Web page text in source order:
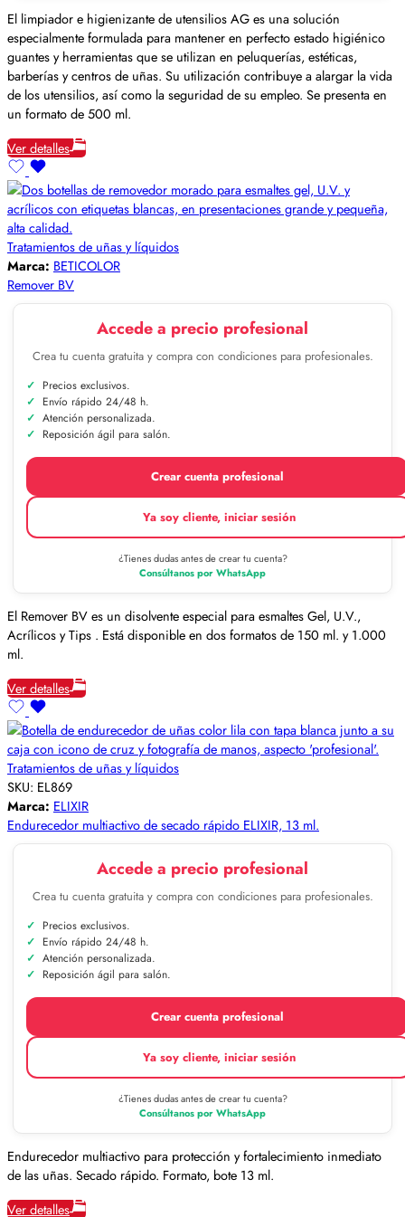
El limpiador e higienizante de utensilios AG es una solución
especialmente formulada para mantener en perfecto estado higiénico
guantes y herramientas que se utilizan en peluquerías, estéticas,
barberías y centros de uñas. Su utilización contribuye a alargar la vida
de los utensilios, así como la seguridad de su empleo. Se presenta en
un formato de 500 ml.
Ver detalles
Tratamientos de uñas y líquidos
Marca: BETICOLOR
Remover BV
Accede a precio profesional
Crea tu cuenta gratuita y compra con condiciones para profesionales.
Precios exclusivos.
Envío rápido 24/48 h.
Atención personalizada.
Reposición ágil para salón.
Crear cuenta profesional
Ya soy cliente, iniciar sesión
¿Tienes dudas antes de crear tu cuenta?
Consúltanos por WhatsApp
El Remover BV es un disolvente especial para esmaltes Gel, U.V.,
Acrílicos y Tips . Está disponible en dos formatos de 150 ml. y 1.000
ml.
Ver detalles
Tratamientos de uñas y líquidos
SKU: EL869
Marca: ELIXIR
Endurecedor multiactivo de secado rápido ELIXIR, 13 ml.
Accede a precio profesional
Crea tu cuenta gratuita y compra con condiciones para profesionales.
Precios exclusivos.
Envío rápido 24/48 h.
Atención personalizada.
Reposición ágil para salón.
Crear cuenta profesional
Ya soy cliente, iniciar sesión
¿Tienes dudas antes de crear tu cuenta?
Consúltanos por WhatsApp
Endurecedor multiactivo para protección y fortalecimiento inmediato
de las uñas. Secado rápido. Formato, bote 13 ml.
Ver detalles